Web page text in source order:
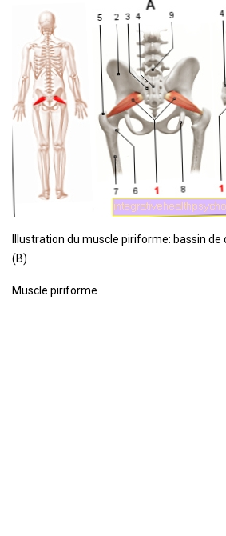
Illustration du muscle piriforme: bassin
(B)
Muscle piriforme